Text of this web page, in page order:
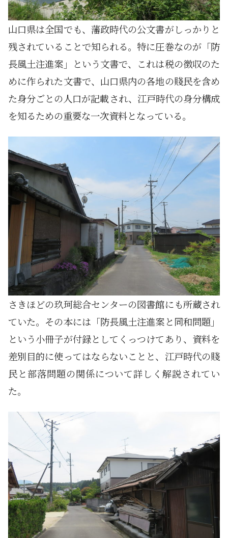
山口県は全国でも、藩政時代の公文書がしっかりと
残されていることで知られる。特に圧巻なのが「防
長風土注進案」という文書で、これは税の徴収のた
めに作られた文書で、山口県内の各地の賤民を含め
た身分ごとの人口が記載され、江戸時代の身分構成
を知るための重要な一次資料となっている。
さきほどの玖珂総合センターの図書館にも所蔵され
ていた。その本には「防長風土注進案と同和問題」
という小冊子が付録としてくっつけてあり、資料を
差別目的に使ってはならないことと、江戸時代の賤
民と部落問題の関係について詳しく解説されてい
た。